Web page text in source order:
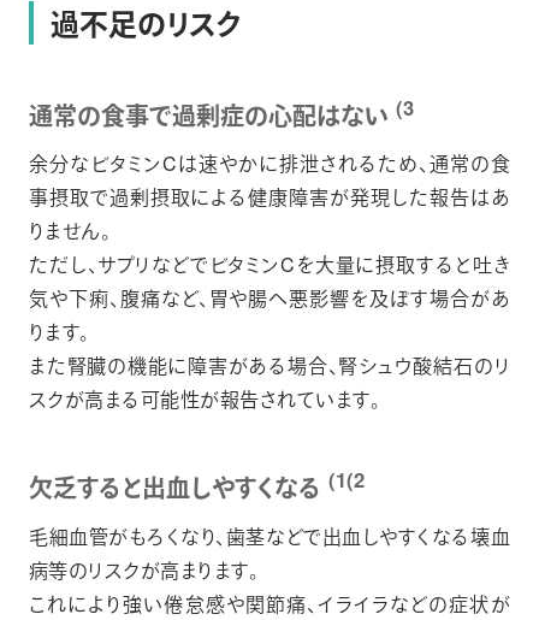
過不足のリスク
通常の食事で過剰症の心配はない (3
余分なビタミンCは速やかに排泄されるため、通常の食
事摂取で過剰摂取による健康障害が発現した報告はあ
りません。
ただし、サプリなどでビタミンCを大量に摂取すると吐き
気や下痢、腹痛など、胃や腸へ悪影響を及ぼす場合があ
ります。
また腎臓の機能に障害がある場合、腎シュウ酸結石のリ
スクが高まる可能性が報告されています。
欠乏すると出血しやすくなる (1(2
毛細血管がもろくなり、歯茎などで出血しやすくなる壊血
病等のリスクが高まります。
これにより強い倦怠感や関節痛、イライラなどの症状が